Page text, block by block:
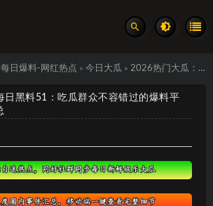
日爆料-网红热点 > 今日大瓜 > 2026热门大瓜：每日黑料51：吃瓜群众不容错过的爆料平台！ 真实事件汇总
日黑料51：吃瓜群众不容错过的爆料平